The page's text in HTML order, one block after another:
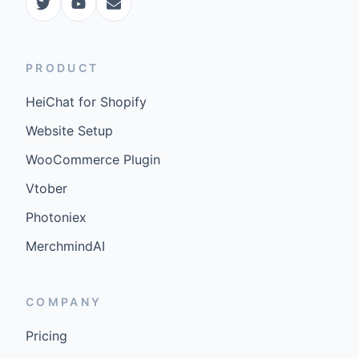
PRODUCT
HeiChat for Shopify
Website Setup
WooCommerce Plugin
Vtober
Photoniex
MerchmindAI
COMPANY
Pricing